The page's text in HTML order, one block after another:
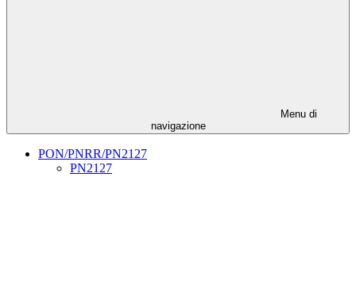
Menu di
navigazione
PON/PNRR/PN2127
PN2127